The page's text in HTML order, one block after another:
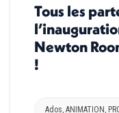
Tous les
Newton
!
Ados ANIMATION